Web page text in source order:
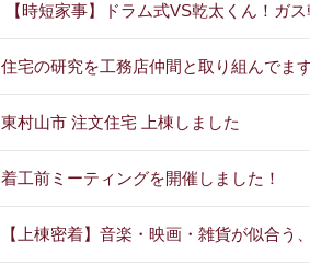
【時短家事】ドラム式VS乾太くん！ガ
住宅の研究を工務店仲間と取り組んでま
東村山市 注文住宅 上棟しました
着工前ミーティングを開催しました！
【上棟密着】音楽・映画・雑貨が似合う